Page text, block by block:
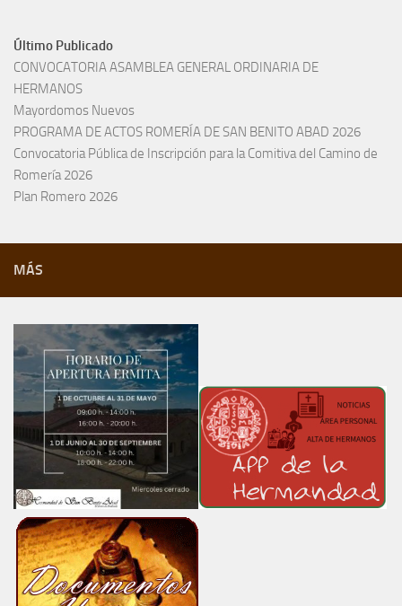
Último Publicado
CONVOCATORIA ASAMBLEA GENERAL ORDINARIA DE
HERMANOS
Mayordomos Nuevos
PROGRAMA DE ACTOS ROMERÍA DE SAN BENITO ABAD 2026
Convocatoria Pública de Inscripción para la Comitiva del Camino de
Romería 2026
Plan Romero 2026
MÁS